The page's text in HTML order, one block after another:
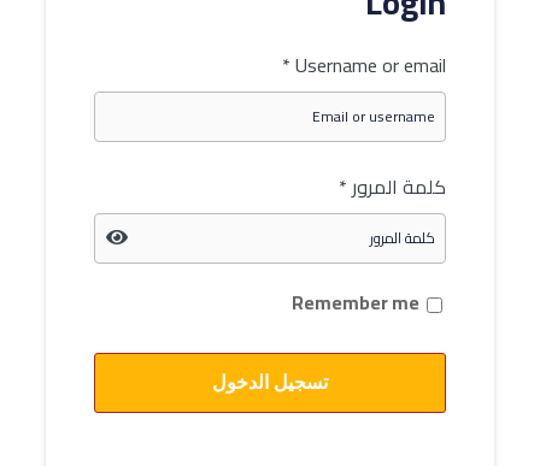
Username or email
*
كلمة المرور*
تسجيل الدخول